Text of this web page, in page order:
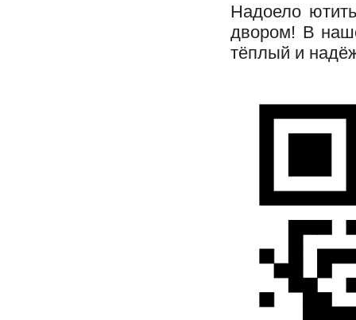
Надоело
двором! В
тёплый и